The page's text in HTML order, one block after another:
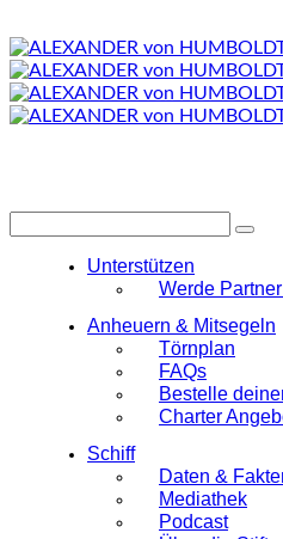
Unterstützen
Werde
Anheuern & Mitsegeln
Törnplan
FAQs
Bestelle
Charter
Schiff
Daten &
Mediathek
Podcast